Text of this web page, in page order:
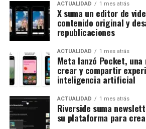
ACTUALIDAD 1 mes atrás
X suma un editor de
contenido original y
republicaciones
ACTUALIDAD 1 mes atrás
Meta lanzó Pocket, una
crear y compartir
inteligencia artificial
ACTUALIDAD 1 mes atrás
Riverside suma
su plataforma para